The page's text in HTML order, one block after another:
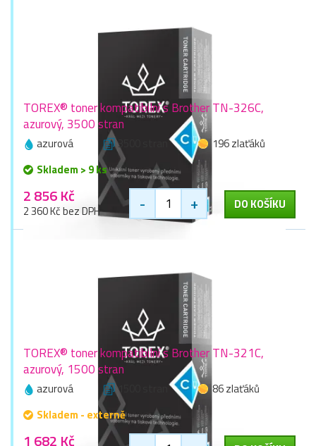
TOREX® toner kompatibilní s Brother TN-326C,
azurový, 3500 stran
azurová 3500 stran
196 zlaťáků
Skladem > 9 ks
2 856 Kč
2 360 Kč bez DPH - + DO KOŠÍKU
TOREX® toner kompatibilní s Brother TN-321C,
azurový, 1500 stran
azurová 1500 stran
86 zlaťáků
Skladem - externě
1 682 Kč